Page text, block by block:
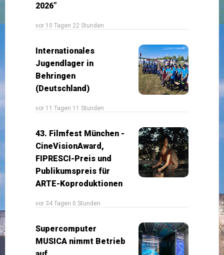
2026”
vor 10 Tagen 22 Stunden
Internationales
Jugendlager in
Behringen
(Deutschland)
vor 11 Tagen 11 Stunden
43. Filmfest München -
CineVisionAward,
FIPRESCI-Preis und
Publikumspreis für
ARTE-Koproduktionen
vor 34 Tagen 0 Stunden
Supercomputer
MUSICA nimmt Betrieb